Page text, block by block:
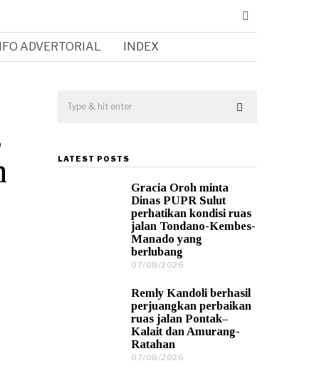
ADVERTORIAL INDEX
LATEST POSTS
Gracia Oroh minta
Dinas PUPR Sulut
perhatikan kondisi ruas
jalan Tondano-Kembes-
Manado yang
berlubang
07/08/2026
0
8
/
2
Remly Kandoli berhasil
perjuangkan perbaikan
ruas jalan Pontak–
Kalait dan Amurang-
Ratahan
07/08/2026